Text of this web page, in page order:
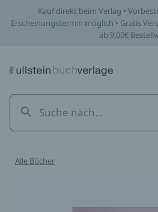
Kauf direkt beim Verlag •
Erscheinungstermin möglich • Gratis
ab 9,00€
Alle Bücher